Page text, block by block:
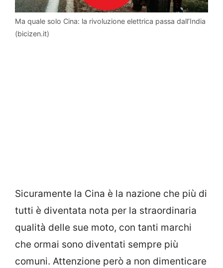
Ma quale solo Cina: la rivoluzione elettrica passa dall’India
(bicizen.it)
Sicuramente la Cina è la nazione che più di
tutti è diventata nota per la straordinaria
qualità delle sue moto, con tanti marchi
che ormai sono diventati sempre più
comuni. Attenzione però a non dimenticare